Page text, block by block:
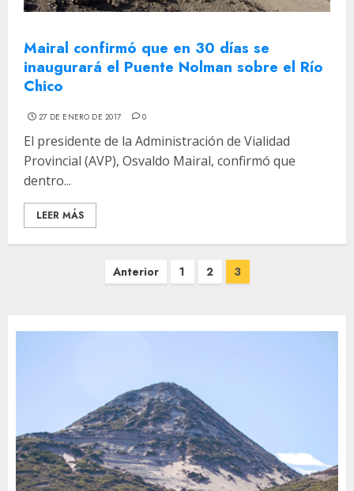
Mairal confirmó que en 30 días se
inaugurará el Puente Nolman sobre el Río
Chico
27 DE ENERO DE 2017 0
El presidente de la Administración de Vialidad
Provincial (AVP), Osvaldo Mairal, confirmó que
dentro...
LEER MÁS
Anterior 1 2 3